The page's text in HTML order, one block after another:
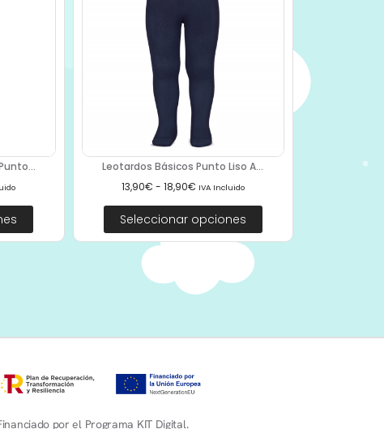
Leotardos Básicos Punto Liso A...
13,90€ - 18,90€ IVA Incluido
Seleccionar opciones
por el Programa KIT Digital.